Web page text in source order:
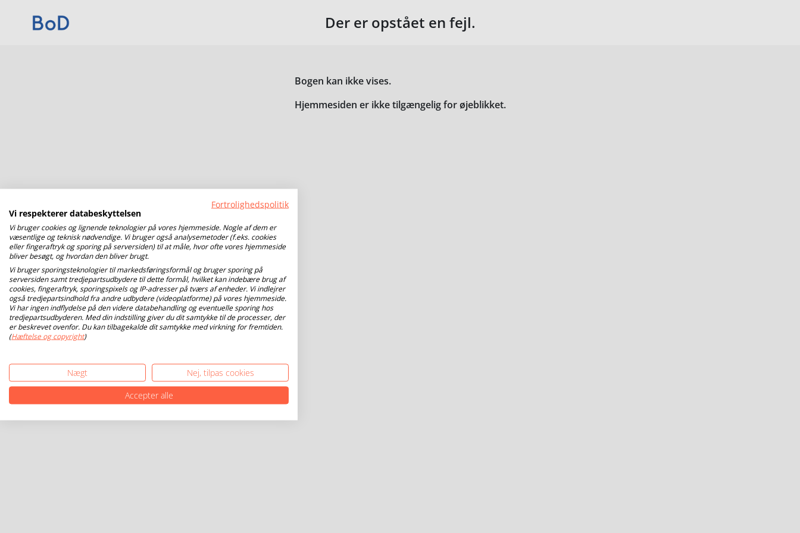
Der er opstået en fejl.
Bogen kan ikke vises.
Hjemmesiden er ikke tilgængelig for øjeblikket.
Fortrolighedspolitik
Vi respekterer databeskyttelsen
Vi bruger cookies og lignende teknologier på vores hjemmeside. Nogle af dem er
væsentlige og teknisk nødvendige. Vi bruger også analysemetoder (f.eks. cookies
eller fingeraftryk og sporing på serversiden) til at måle, hvor ofte vores hjemmeside
bliver besøgt, og hvordan den bliver brugt.
Vi bruger sporingsteknologier til markedsføringsformål og bruger sporing på
serversiden samt tredjepartsudbydere til dette formål, hvilket kan indebære brug af
cookies, fingeraftryk, sporingspixels og IP-adresser på tværs af enheder. Vi indlejrer
også tredjepartsindhold fra andre udbydere (videoplatforme) på vores hjemmeside.
Vi har ingen indflydelse på den videre databehandling og eventuelle sporing hos
tredjepartsudbyderen. Med din indstilling giver du dit samtykke til de processer, der
er beskrevet ovenfor. Du kan tilbagekalde dit samtykke med virkning for fremtiden.
(Hæftelse og copyright)
Nægt
Nej, tilpas cookies
Accepter alle